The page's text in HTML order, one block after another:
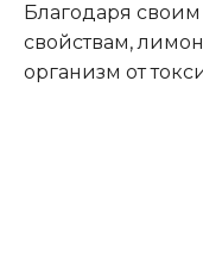
Благодаря
свойствам,
организм от